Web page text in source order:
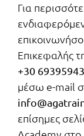
Για
Επικεφαλής
+30
μέσω e-mail
επίσημες